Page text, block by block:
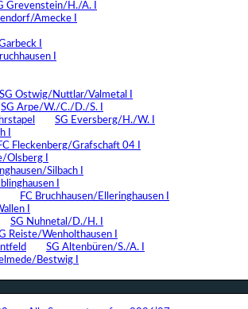
Grevenstein/H./A. I
Amecke I
I
I
SG Ostwig/Nuttlar/Valmetal I
SG Arpe/W./C./D./S. I
SG Eversberg/H./W. I
I
Fleckenberg/Grafschaft 04 I
Olsberg I
Silbach I
I
FC Bruchhausen/Elleringhausen I
I
SG Nuhnetal/D./H. I
Reiste/Wenholthausen I
SG Altenbüren/S./A. I
Bestwig I